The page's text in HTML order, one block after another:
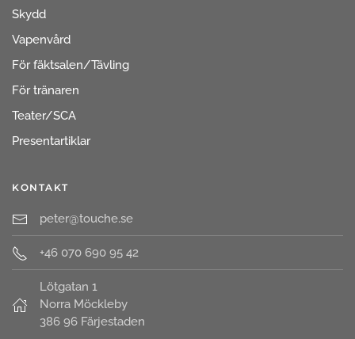
Skydd
Vapenvård
För fäktsalen/Tävling
För tränaren
Teater/SCA
Presentartiklar
KONTAKT
peter@touche.se
+46 070 690 95 42
Lötgatan 1
Norra Möckleby
386 96 Färjestaden